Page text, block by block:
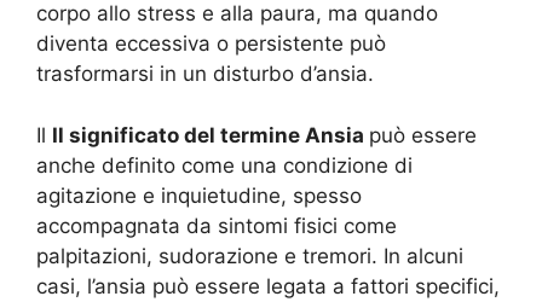
corpo allo stress e alla paura, ma quando
diventa eccessiva o persistente può
trasformarsi in un disturbo d’ansia.
Il Il significato del termine Ansia può essere
anche definito come una condizione di
agitazione e inquietudine, spesso
accompagnata da sintomi fisici come
palpitazioni, sudorazione e tremori. In alcuni
casi, l’ansia può essere legata a fattori specifici,